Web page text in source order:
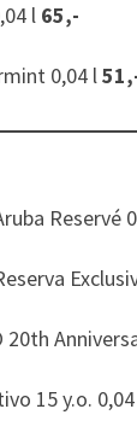
l 65,-
0,04 l
Reservé
20th
15 y.o.